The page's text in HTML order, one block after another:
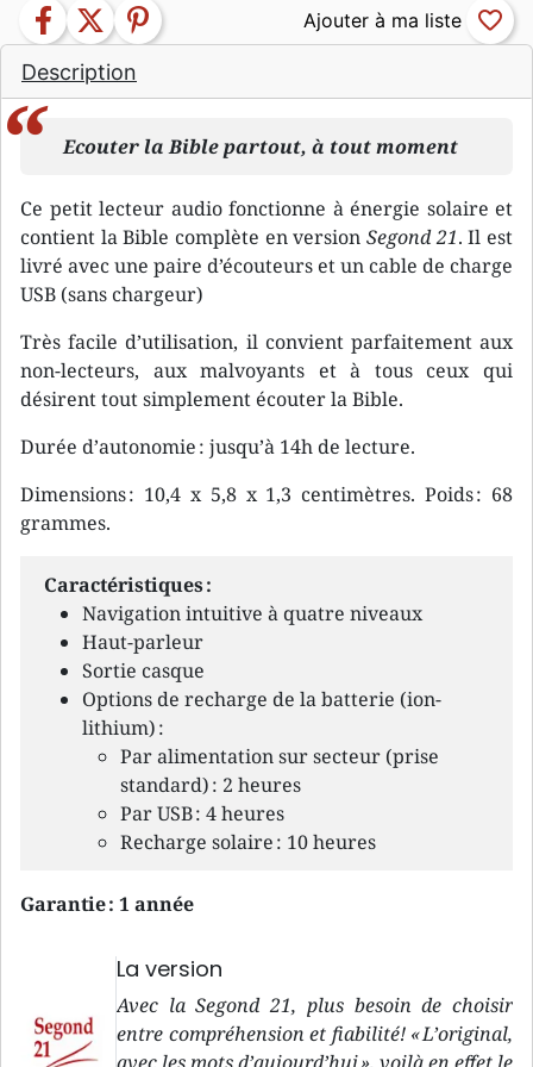
Description
Ecouter la Bible partout, à tout moment
Ce petit lecteur audio fonctionne à énergie solaire et
contient la Bible complète en version Segond 21. Il est
livré avec une paire d’écouteurs et un cable de charge
USB (sans chargeur)
Très facile d’utilisation, il convient parfaitement aux
non-lecteurs, aux malvoyants et à tous ceux qui
désirent tout simplement écouter la Bible.
Durée d’autonomie : jusqu’à 14h de lecture.
Dimensions : 10,4 x 5,8 x 1,3 centimètres. Poids : 68
grammes.
Caractéristiques :
Navigation intuitive à quatre niveaux
Haut-parleur
Sortie casque
Options de recharge de la batterie (ion-
lithium) :
Par alimentation sur secteur (prise
standard) : 2 heures
Par USB : 4 heures
Recharge solaire : 10 heures
Garantie : 1 année
La version
Avec la Segond 21, plus besoin de choisir
entre compréhension et fiabilité! « L’original,
facebook twitter pinterest favorite_border